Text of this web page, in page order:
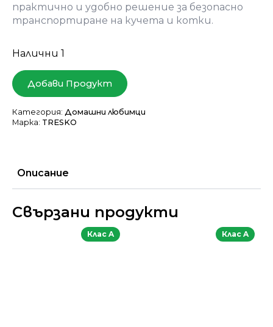
практично и удобно решение за безопасно
транспортиране на кучета и котки.
Налични 1
Добави Продукт
Категория: Домашни любимци
Марка: TRESKO
Описание
Свързани продукти
Клас A Клас A